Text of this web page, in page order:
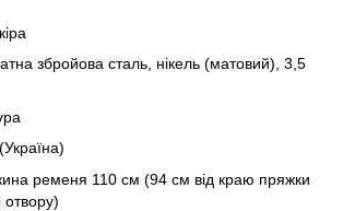
збройова сталь, нікель (матовий), 3,5
ременя 110 см (94 см від краю пряжки
отвору)